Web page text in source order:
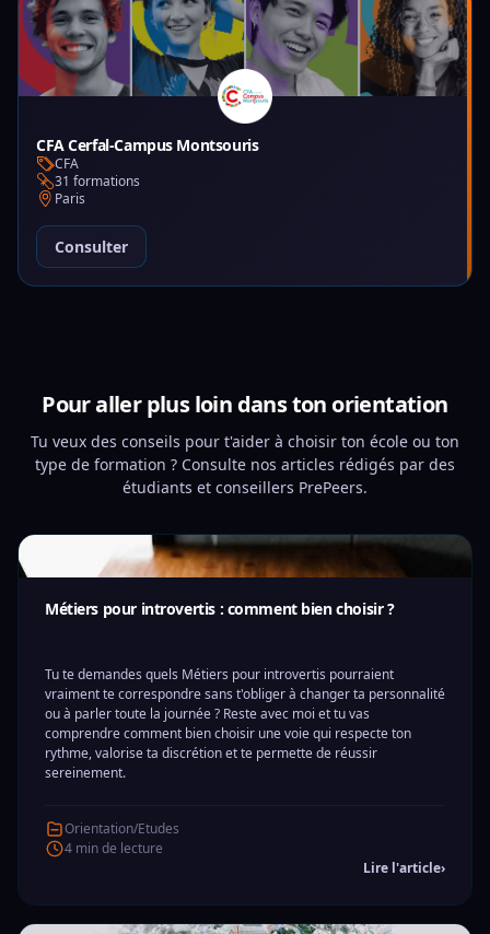
CFA Cerfal-Campus Montsouris
CFA
31 formations
Paris
Consulter
Pour aller plus loin dans ton orientation
Tu veux des conseils pour t'aider à choisir ton école ou ton
type de formation ? Consulte nos articles rédigés par des
étudiants et conseillers PrePeers.
Métiers pour introvertis : comment bien choisir ?
Tu te demandes quels Métiers pour introvertis pourraient
vraiment te correspondre sans t'obliger à changer ta personnalité
ou à parler toute la journée ? Reste avec moi et tu vas
comprendre comment bien choisir une voie qui respecte ton
rythme, valorise ta discrétion et te permette de réussir
sereinement.
Orientation/Etudes
4 min de lecture
Lire l'article›